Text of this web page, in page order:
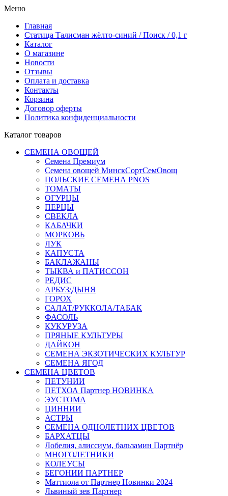
Меню
Главная
Статица Талисман жёлто-синий / Поиск / 0,1 г
Каталог
О магазине
Новости
Отзывы
Оплата и доставка
Контакты
Корзина
Договор оферты
Политика конфиденциальности
Каталог товаров
СЕМЕНА ОВОЩЕЙ
Семена Премиум
Семена овощей МинскСортСемОвощ
ПОЛЬСКИЕ СЕМЕНА PNOS
ТОМАТЫ
ОГУРЦЫ
ПЕРЦЫ
СВЕКЛА
КАБАЧКИ
МОРКОВЬ
ЛУК
КАПУСТА
БАКЛАЖАНЫ
ТЫКВА и ПАТИССОН
РЕДИС
АРБУЗ/ДЫНЯ
ГОРОХ
САЛАТ/РУККОЛА/ТАБАК
ФАСОЛЬ
КУКУРУЗА
ПРЯНЫЕ КУЛЬТУРЫ
ДАЙКОН
СЕМЕНА ЭКЗОТИЧЕСКИХ КУЛЬТУР
СЕМЕНА ЯГОД
СЕМЕНА ЦВЕТОВ
ПЕТУНИИ
ПЕТХОА Партнер НОВИНКА
ЭУСТОМА
ЦИННИИ
АСТРЫ
СЕМЕНА ОДНОЛЕТНИХ ЦВЕТОВ
БАРХАТЦЫ
Лобелия, алиссиум, бальзамин Партнёр
МНОГОЛЕТНИКИ
КОЛЕУСЫ
БЕГОНИИ ПАРТНЕР
Маттиола от Партнер Новинки 2024
Львиный зев Партнер